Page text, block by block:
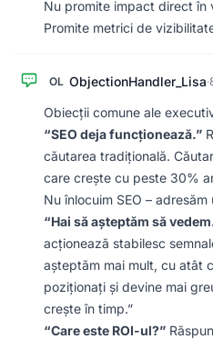
Nu promite impact direct în
Promite metrici de
OL ObjectionHandler_Lisa·
Obiecții comune ale
“SEO deja funcționează.”
căutarea tradițională.
care crește cu peste 30%
Nu înlocuim SEO – adresăm
“Hai să așteptăm să
acționează stabilesc
așteptăm mai mult, cu atât
poziționați și devine mai
crește în timp.”
“Care este ROI-ul?”